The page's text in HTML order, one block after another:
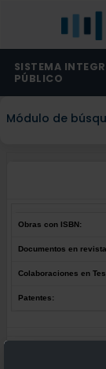
SISTEMA
PÚBLICO
Módulo de
Obras con ISBN:
Documentos en
Colaboraciones en
Patentes: